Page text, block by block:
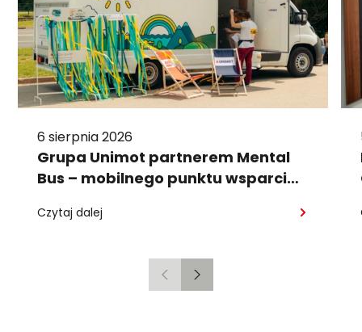
6 sierpnia 2026
Grupa Unimot partnerem Mental
Bus – mobilnego punktu wsparcia
Czytaj dalej
PoprzedniNastępny